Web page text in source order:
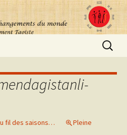
fil des saisons…
Pleine